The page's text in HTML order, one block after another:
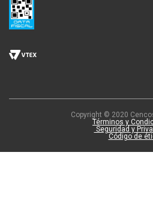
Copyright © 2020
Términos y
Seguridad y
Código de